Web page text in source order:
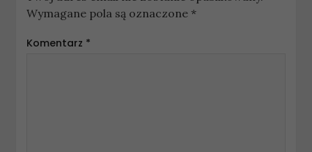
Wymagane pola są oznaczone *
Komentarz *